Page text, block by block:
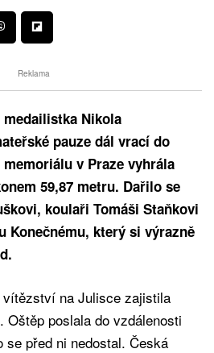
Reklama
Nikola
pauze dál vrací do
v Praze vyhrála
59,87 metru. Dařilo se
koulaři Tomáši Staňkovi
Konečnému, který si výrazně
na Julisce zajistila
Oštěp poslala do vzdálenosti
se před ni nedostal. Česká